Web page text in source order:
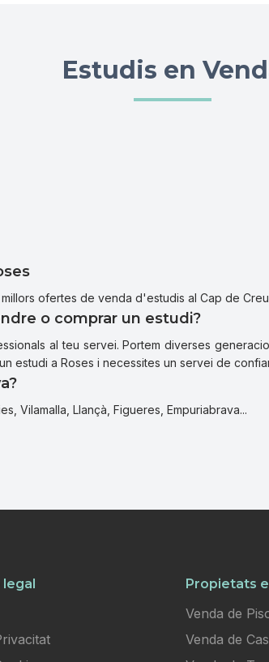
Estudis en
ofertes de venda d'estudis al Cap de
o comprar un estudi?
al teu servei. Portem diverses
estudi a Roses i necessites un servei de
Vilamalla, Llançà, Figueres, Empuriabrava...
Propietats
Venda de
Venda de